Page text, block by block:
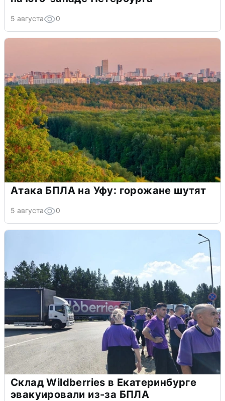
5 августа 0
Атака БПЛА на Уфу: горожане шутят
5 августа 0
Склад Wildberries в Екатеринбурге
эвакуировали из-за БПЛА